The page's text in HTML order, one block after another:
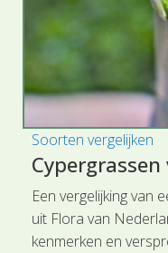
Soorten vergelijken
Een vergelijking van
uit Flora van
kenmerken en